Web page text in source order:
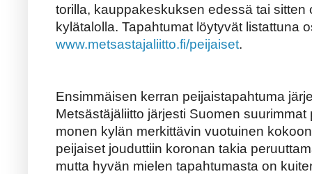
torilla, kauppakeskuksen edessä tai sitten
kylätalolla. Tapahtumat löytyvät listattuna
www.metsastajaliitto.fi/peijaiset.
Ensimmäisen kerran peijaistapahtuma
Metsästäjäliitto järjesti Suomen
monen kylän merkittävin vuotuinen
peijaiset jouduttiin koronan takia
mutta hyvän mielen tapahtumasta on